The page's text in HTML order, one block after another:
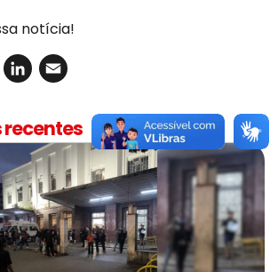
notícia!
WhatsApp
LinkedIn
recentes